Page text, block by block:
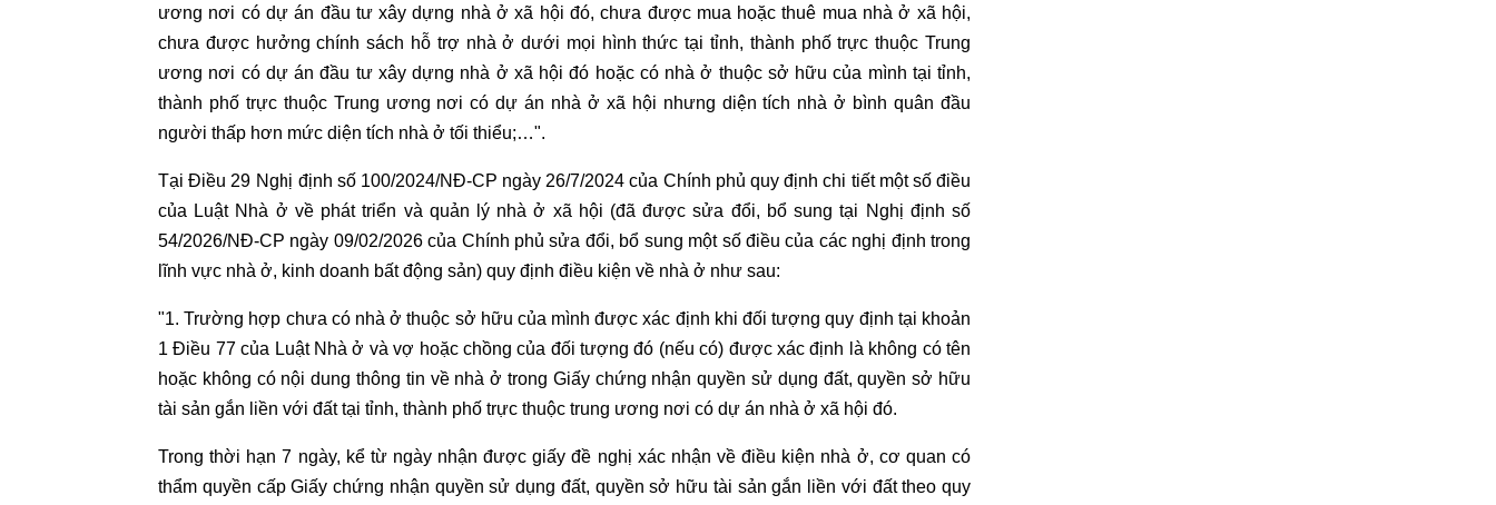
ương nơi có dự án đầu tư xây dựng nhà ở xã hội đó, chưa được mua hoặc thuê mua nhà ở xã hội,
chưa được hưởng chính sách hỗ trợ nhà ở dưới mọi hình thức tại tỉnh, thành phố trực thuộc Trung
ương nơi có dự án đầu tư xây dựng nhà ở xã hội đó hoặc có nhà ở thuộc sở hữu của mình tại tỉnh,
thành phố trực thuộc Trung ương nơi có dự án nhà ở xã hội nhưng diện tích nhà ở bình quân đầu
người thấp hơn mức diện tích nhà ở tối thiểu;…".
Tại Điều 29 Nghị định số 100/2024/NĐ-CP ngày 26/7/2024 của Chính phủ quy định chi tiết một số điều
của Luật Nhà ở về phát triển và quản lý nhà ở xã hội (đã được sửa đổi, bổ sung tại Nghị định số
54/2026/NĐ-CP ngày 09/02/2026 của Chính phủ sửa đổi, bổ sung một số điều của các nghị định trong
lĩnh vực nhà ở, kinh doanh bất động sản) quy định điều kiện về nhà ở như sau:
"1. Trường hợp chưa có nhà ở thuộc sở hữu của mình được xác định khi đối tượng quy định tại khoản
1 Điều 77 của Luật Nhà ở và vợ hoặc chồng của đối tượng đó (nếu có) được xác định là không có tên
hoặc không có nội dung thông tin về nhà ở trong Giấy chứng nhận quyền sử dụng đất, quyền sở hữu
tài sản gắn liền với đất tại tỉnh, thành phố trực thuộc trung ương nơi có dự án nhà ở xã hội đó.
Trong thời hạn 7 ngày, kể từ ngày nhận được giấy đề nghị xác nhận về điều kiện nhà ở, cơ quan có
thẩm quyền cấp Giấy chứng nhận quyền sử dụng đất, quyền sở hữu tài sản gắn liền với đất theo quy